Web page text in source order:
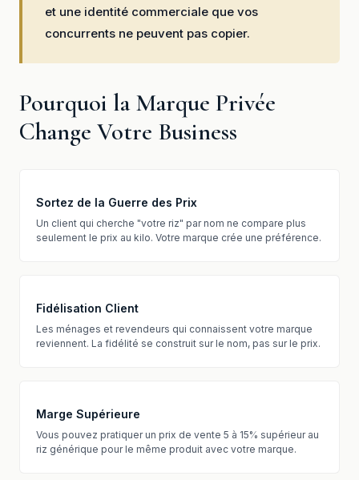
et une identité commerciale que vos
concurrents ne peuvent pas copier.
Pourquoi la Marque Privée
Change Votre Business
Sortez de la Guerre des Prix
Un client qui cherche "votre riz" par nom ne compare plus
seulement le prix au kilo. Votre marque crée une préférence.
Fidélisation Client
Les ménages et revendeurs qui connaissent votre marque
reviennent. La fidélité se construit sur le nom, pas sur le prix.
Marge Supérieure
Vous pouvez pratiquer un prix de vente 5 à 15% supérieur au
riz générique pour le même produit avec votre marque.